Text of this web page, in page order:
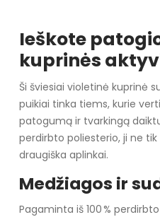
Ieškote
kuprinės
Ši šviesiai violetinė kuprinė
puikiai tinka tiems, kurie
patogumą ir tvarkingą
perdirbto poliesterio, ji ne
draugiška aplinkai.
Medžiagos ir
Pagaminta iš 100 %